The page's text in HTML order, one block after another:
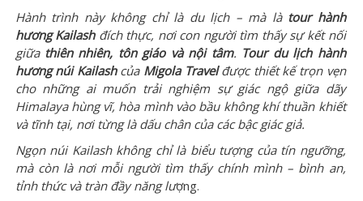
Hành trình này không chỉ là du lịch – mà là tour hành
hương Kailashđích thực, nơi con người tìm thấy sự kết nối
giữa thiên nhiên, tôn giáo và nội tâm. Tour du lịch hành
hương núi Kailashcủa Migola Travelđược thiết kế trọn vẹn
cho những ai muốn trải nghiệm sự giác ngộ giữa dãy
Himalaya hùng vĩ, hòa mình vào bầu không khí thuần khiết
và tĩnh tại, nơi từng là dấu chân của các bậc giác giả.
Ngọn núi Kailash không chỉ là biểu tượng của tín ngưỡng,
mà còn là nơi mỗi người tìm thấy chính mình – bình an,
tỉnh thức và tràn đầy năng lượng.